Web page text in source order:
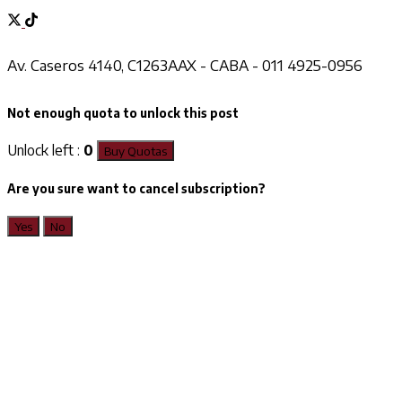
Av. Caseros 4140, C1263AAX - CABA - 011 4925-0956
Not enough quota to unlock this post
Unlock left : 0 Buy Quotas
Are you sure want to cancel subscription?
Yes No